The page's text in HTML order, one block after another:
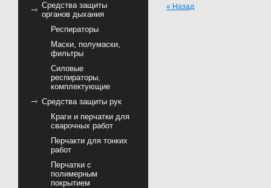
Средства защиты
органов дыхания
Респираторы
Маски, полумаски,
фильтры
Силовые
респираторы,
комплектующие
Средства защиты рук
Краги и перчатки для
сварочных работ
Перчакти для тонких
работ
Перчатки с
полимерным
покрытием
« Назад